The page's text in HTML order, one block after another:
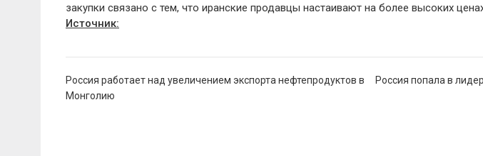
закупки связано с тем, что иранские продавцы настаивают на более высоких
Источник:
Навигация
по
Россия работает над увеличением экспорта нефтепродуктов в
Монголию
Россия попала в